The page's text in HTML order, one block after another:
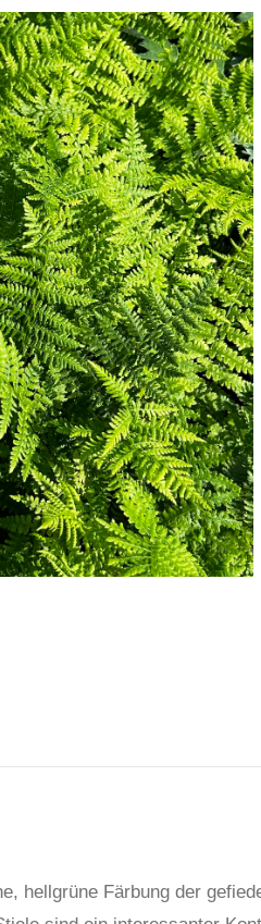
hellgrüne Färbung der